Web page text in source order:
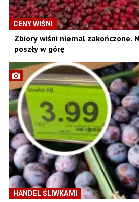
CENY WIŚNI
Zbiory wiśni niemal zakończone.
poszły w górę
HANDEL ŚLIWKAMI